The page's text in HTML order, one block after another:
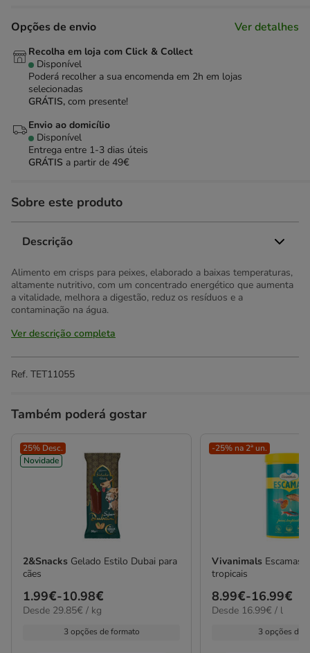
Opções de envio Ver detalhes
Recolha em loja com Click & Collect
Disponível
Poderá recolher a sua encomenda em 2h em lojas
selecionadas
GRÁTIS, com presente!
Envio ao domicílio
Disponível
Entrega entre 1-3 dias úteis
GRÁTIS a partir de 49€
Sobre este produto
Descrição
Alimento em crisps para peixes, elaborado a baixas temperaturas,
altamente nutritivo, com um concentrado energético que aumenta
a vitalidade, melhora a digestão, reduz os resíduos e a
contaminação na água.
Ver descrição completa
Ref. TET11055
Também poderá gostar
25% Desc.
Novidade
2&Snacks Gelado Estilo Dubai para
cães
Preço
de
1.99€-10.98€
29.85€
Desde 29.85€ / kg
3 opções de formato
-25% na 2ª un.
Vivanimals Escamas
tropicais
Preço
de
8.99€-16.99€
16.99€
Desde 16.99€ / l
3 opções de